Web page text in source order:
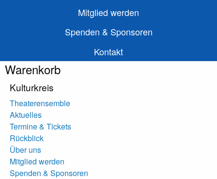
Mitglied werden
Spenden & Sponsoren
Kontakt
Warenkorb
Kulturkreis
Theaterensemble
Aktuelles
Termine & Tickets
Rückblick
Über uns
Mitglied werden
Spenden & Sponsoren